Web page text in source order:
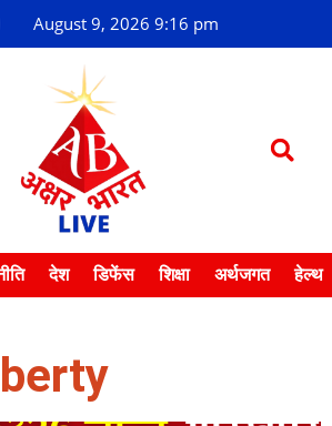
August 9, 2026 9:16 pm
देश डिफेंस शिक्षा अर्थजगत हेल्थ